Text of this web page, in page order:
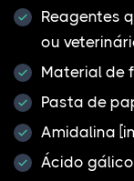
Reagentes
ou
Material de
Pasta de
Amidalina
Ácido